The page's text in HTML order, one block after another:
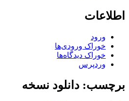
اطلاعات
ورود
خوراک ورودی‌ها
خوراک دیدگاه‌ها
وردپرس
برچسب: دانلود نسخه